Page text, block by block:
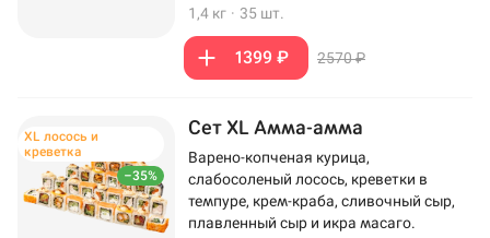
1,4 кг · 35 шт.
1399 ₽ 2570 ₽
–35%
XL лосось и
креветка
Сет XL Амма-амма
Варено-копченая курица,
слабосоленый лосось, креветки в
темпуре, крем-краба, сливочный сыр,
плавленный сыр и икра масаго.